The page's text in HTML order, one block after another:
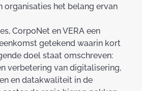
organisaties het belang ervan
CorpoNet en VERA een
getekend waarin kort
doel staat omschreven:
verbetering van digitalisering,
en datakwaliteit in de